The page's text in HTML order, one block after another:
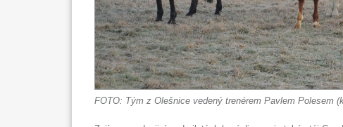
FOTO: Tým z Olešnice vedený trenérem Pavlem Polesem